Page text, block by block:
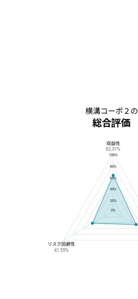
横溝コーポ２の
総合評価
横溝コーポ２の総合評価
100%
80%
60%
40%
20%
0%
収益性
62.31%
リスク回避性
41.55%